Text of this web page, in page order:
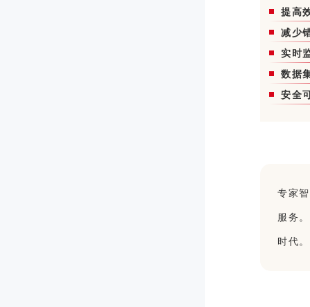
提高
减少
实时
数据
安全
专家
服务
时代。